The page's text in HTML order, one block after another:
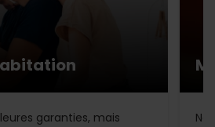
garanties, mais